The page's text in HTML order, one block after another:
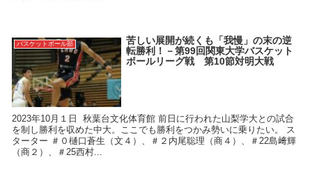
バスケットボール部
苦しい展開が続くも「我慢」の末の逆
転勝利！－第99回関東大学バスケット
ボールリーグ戦 第10節対明大戦
2023年10月１日 秋葉台文化体育館 前日に行われた山梨学大との試合
を制し勝利を収めた中大。ここでも勝利をつかみ勢いに乗りたい。 ス
ターター ＃０樋口蒼生（文４）、＃２内尾聡理（商４）、＃22島﨑輝
（商２）、＃25西村...